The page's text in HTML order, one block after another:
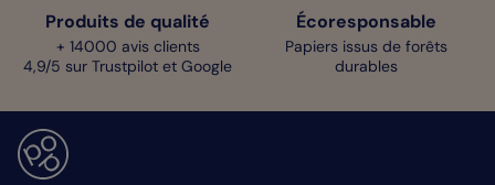
Produits de qualité
+ 14000 avis clients
4,9/5 sur Trustpilot et Google
Écoresponsable
Papiers issus de forêts
durables